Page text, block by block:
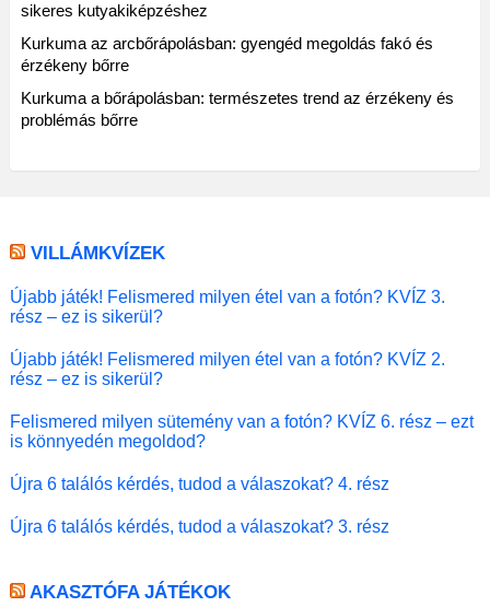
sikeres kutyakiképzéshez
Kurkuma az arcbőrápolásban: gyengéd megoldás fakó és
érzékeny bőrre
Kurkuma a bőrápolásban: természetes trend az érzékeny és
problémás bőrre
VILLÁMKVÍZEK
Újabb játék! Felismered milyen étel van a fotón? KVÍZ 3.
rész – ez is sikerül?
Újabb játék! Felismered milyen étel van a fotón? KVÍZ 2.
rész – ez is sikerül?
Felismered milyen sütemény van a fotón? KVÍZ 6. rész – ezt
is könnyedén megoldod?
Újra 6 találós kérdés, tudod a válaszokat? 4. rész
Újra 6 találós kérdés, tudod a válaszokat? 3. rész
AKASZTÓFA JÁTÉKOK